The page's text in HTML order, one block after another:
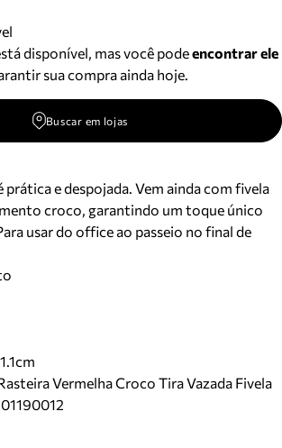
disponível, mas você podeencontrar ele
sua compra ainda hoje.
Buscar em lojas
prática e despojada. Vem ainda com fivela
croco, garantindo um toque único
usar do office ao passeio no final de
1.1cm
Vermelha Croco Tira Vazada Fivela